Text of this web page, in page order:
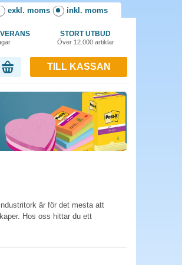
exkl. moms inkl. moms
STORT UTBUD
Över 12.000 artiklar
TILL KASSAN
är för det mesta att
Hos oss hittar du ett